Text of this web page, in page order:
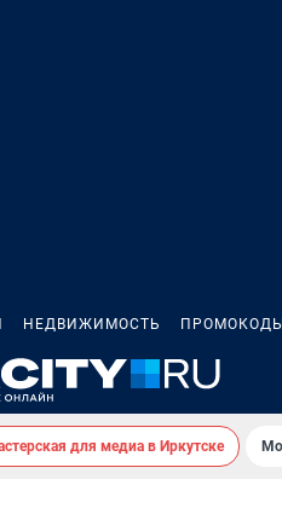
НЕДВИЖИМОСТЬ ПРОМОКОДЫ
для медиа в Иркутске